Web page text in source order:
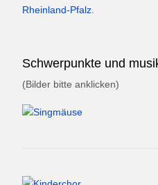
Rheinland-Pfalz
Schwerpunkte und
(Bilder bitte anklicken)